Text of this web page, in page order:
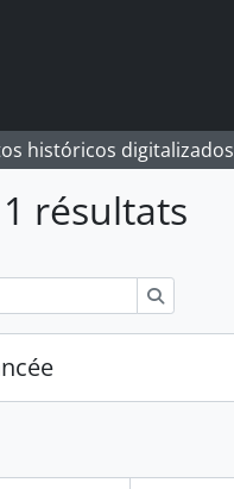
históricos digitalizados
résultats